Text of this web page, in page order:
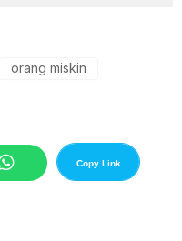
orang miskin
Copy Link